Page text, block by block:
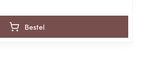
Bestel